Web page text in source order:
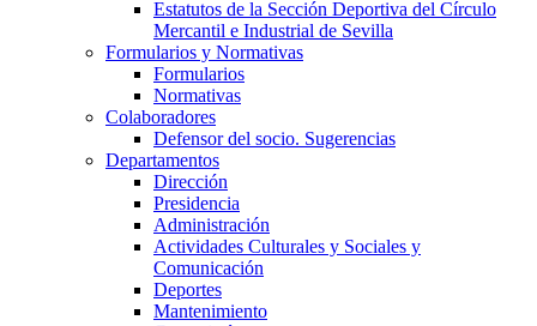
Estatutos de la Sección Deportiva del Círculo
Mercantil e Industrial de Sevilla
Formularios y Normativas
Formularios
Normativas
Colaboradores
Defensor del socio. Sugerencias
Departamentos
Dirección
Presidencia
Administración
Actividades Culturales y Sociales y
Comunicación
Deportes
Mantenimiento